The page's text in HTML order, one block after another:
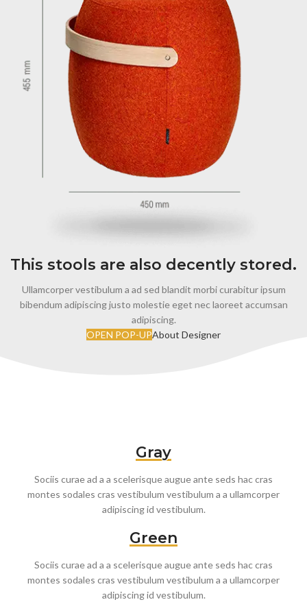
This stools are also decently stored.
Ullamcorper vestibulum a ad sed blandit morbi curabitur ipsum
bibendum adipiscing justo molestie eget nec laoreet accumsan
adipiscing.
OPEN POP-UPAbout Designer
Gray
Sociis curae ad a a scelerisque augue ante seds hac cras
montes sodales cras vestibulum vestibulum a a ullamcorper
adipiscing id vestibulum.
Green
Sociis curae ad a a scelerisque augue ante seds hac cras
montes sodales cras vestibulum vestibulum a a ullamcorper
adipiscing id vestibulum.